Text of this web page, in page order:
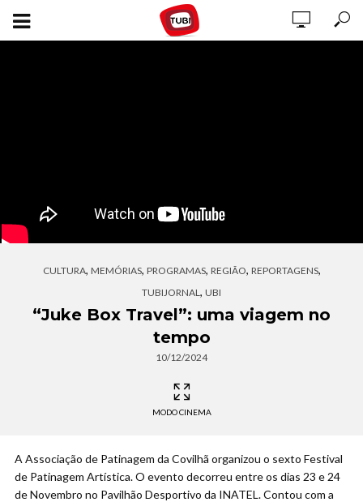
CULTURA, MEMÓRIAS, PROGRAMAS, REGIÃO, REPORTAGENS,
TUBIJORNAL, UBI
“Juke Box Travel”: uma viagem no
tempo
10/12/2024
MODO CINEMA
A Associação de Patinagem da Covilhã organizou o sexto Festival
de Patinagem Artística. O evento decorreu entre os dias 23 e 24
de Novembro no Pavilhão Desportivo da INATEL. Contou com a